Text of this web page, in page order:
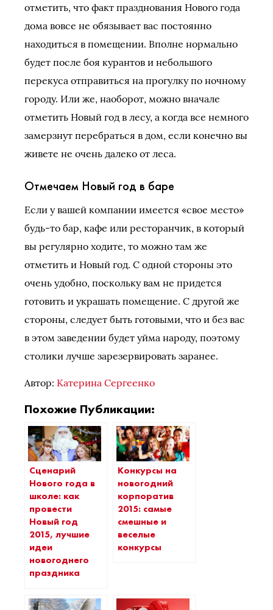
отметить, что факт празднования Нового года
дома вовсе не обязывает вас постоянно
находиться в помещении. Вполне нормально
будет после боя курантов и небольшого
перекуса отправиться на прогулку по ночному
городу. Или же, наоборот, можно вначале
отметить Новый год в лесу, а когда все немного
замерзнут перебраться в дом, если конечно вы
живете не очень далеко от леса.
Отмечаем Новый год в баре
Если у вашей компании имеется «свое место»
будь-то бар, кафе или ресторанчик, в который
вы регулярно ходите, то можно там же
отметить и Новый год. С одной стороны это
очень удобно, поскольку вам не придется
готовить и украшать помещение. С другой же
стороны, следует быть готовыми, что и без вас
в этом заведении будет уйма народу, поэтому
столики лучше зарезервировать заранее.
Автор: Катерина Сергеенко
Похожие Публикации:
Сценарий
Нового года в
школе: как
провести
Новый год
2015, лучшие
идеи
новогоднего
праздника
Конкурсы на
новогодний
корпоратив
2015: самые
смешные и
веселые
конкурсы